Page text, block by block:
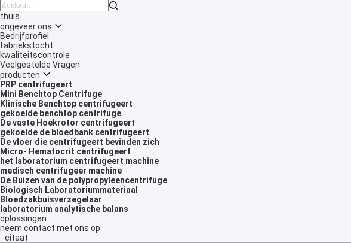

thuis
ongeveer ons
Bedrijfprofiel
fabriekstocht
kwaliteitscontrole
Veelgestelde Vragen
producten
PRP centrifugeert
Mini Benchtop Centrifuge
Klinische Benchtop centrifugeert
gekoelde benchtop centrifuge
De vaste Hoekrotor centrifugeert
gekoelde de bloedbank centrifugeert
De vloer die centrifugeert bevinden zich
Micro- Hematocrit centrifugeert
het laboratorium centrifugeert machine
medisch centrifugeer machine
De Buizen van de polypropyleencentrifuge
Biologisch Laboratoriummateriaal
Bloedzakbuisverzegelaar
laboratorium analytische balans
oplossingen
neem contact met ons op
citaat